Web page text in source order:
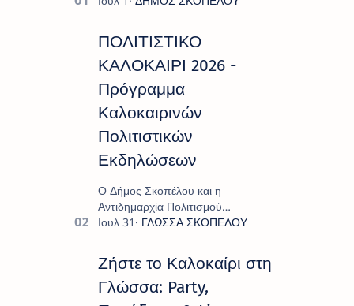
ΠΟΛΙΤΙΣΤΙΚΟ
ΚΑΛΟΚΑΙΡΙ 2026 -
Πρόγραμμα
Καλοκαιρινών
Πολιτιστικών
Εκδηλώσεων
Ο Δήμος Σκοπέλου και η
Αντιδημαρχία Πολιτισμού
παρουσιάζουν το πρόγραμμα «
πλούσιο και πολυσυλλεκτικό
πρόγραμμα εκδ…
Ζήστε το Καλοκαίρι στη
Γλώσσα: Party,